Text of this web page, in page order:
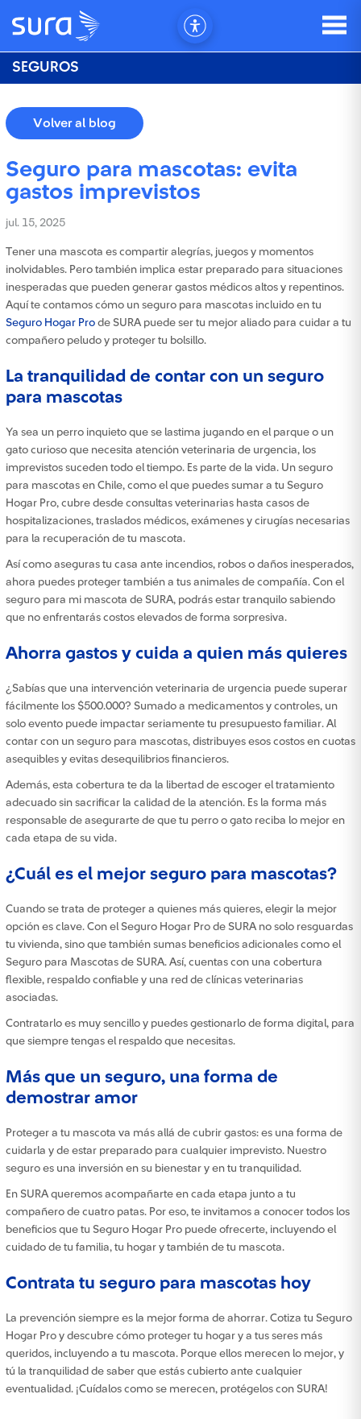
SEGUROS
Volver al blog
Seguro para mascotas: evita
gastos imprevistos
jul. 15, 2025
Tener una mascota es compartir alegrías, juegos y momentos
inolvidables. Pero también implica estar preparado para situaciones
inesperadas que pueden generar gastos médicos altos y repentinos.
Aquí te contamos cómo un seguro para mascotas incluido en tu
Seguro Hogar Pro de SURA puede ser tu mejor aliado para cuidar a tu
compañero peludo y proteger tu bolsillo.
La tranquilidad de contar con un seguro
para mascotas
Ya sea un perro inquieto que se lastima jugando en el parque o un
gato curioso que necesita atención veterinaria de urgencia, los
imprevistos suceden todo el tiempo. Es parte de la vida. Un seguro
para mascotas en Chile, como el que puedes sumar a tu Seguro
Hogar Pro, cubre desde consultas veterinarias hasta casos de
hospitalizaciones, traslados médicos, exámenes y cirugías necesarias
para la recuperación de tu mascota.
Así como aseguras tu casa ante incendios, robos o daños inesperados,
ahora puedes proteger también a tus animales de compañía. Con el
seguro para mi mascota de SURA, podrás estar tranquilo sabiendo
que no enfrentarás costos elevados de forma sorpresiva.
Ahorra gastos y cuida a quien más quieres
¿Sabías que una intervención veterinaria de urgencia puede superar
fácilmente los $500.000? Sumado a medicamentos y controles, un
solo evento puede impactar seriamente tu presupuesto familiar. Al
contar con un seguro para mascotas, distribuyes esos costos en cuotas
asequibles y evitas desequilibrios financieros.
Además, esta cobertura te da la libertad de escoger el tratamiento
adecuado sin sacrificar la calidad de la atención. Es la forma más
responsable de asegurarte de que tu perro o gato reciba lo mejor en
cada etapa de su vida.
¿Cuál es el mejor seguro para mascotas?
Cuando se trata de proteger a quienes más quieres, elegir la mejor
opción es clave. Con el Seguro Hogar Pro de SURA no solo resguardas
tu vivienda, sino que también sumas beneficios adicionales como el
Seguro para Mascotas de SURA. Así, cuentas con una cobertura
flexible, respaldo confiable y una red de clínicas veterinarias
asociadas.
Contratarlo es muy sencillo y puedes gestionarlo de forma digital, para
que siempre tengas el respaldo que necesitas.
Más que un seguro, una forma de
demostrar amor
Proteger a tu mascota va más allá de cubrir gastos: es una forma de
cuidarla y de estar preparado para cualquier imprevisto. Nuestro
seguro es una inversión en su bienestar y en tu tranquilidad.
En SURA queremos acompañarte en cada etapa junto a tu
compañero de cuatro patas. Por eso, te invitamos a conocer todos los
beneficios que tu Seguro Hogar Pro puede ofrecerte, incluyendo el
cuidado de tu familia, tu hogar y también de tu mascota.
Contrata tu seguro para mascotas hoy
La prevención siempre es la mejor forma de ahorrar. Cotiza tu Seguro
Hogar Pro y descubre cómo proteger tu hogar y a tus seres más
queridos, incluyendo a tu mascota. Porque ellos merecen lo mejor, y
tú la tranquilidad de saber que estás cubierto ante cualquier
eventualidad. ¡Cuídalos como se merecen, protégelos con SURA!